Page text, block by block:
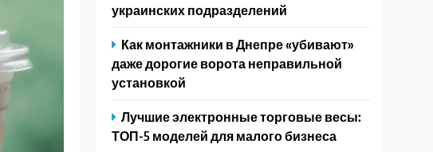
украинских подразделений
Как монтажники в Днепре «убивают»
даже дорогие ворота неправильной
установкой
Лучшие электронные торговые весы:
ТОП-5 моделей для малого бизнеса